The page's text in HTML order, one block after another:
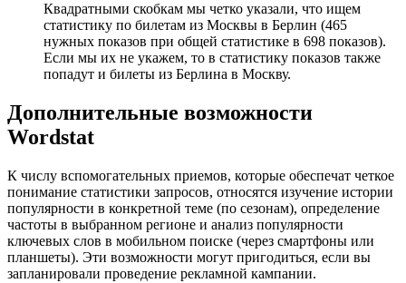
Квадратными скобкам мы четко указали, что ищем
статистику по билетам из Москвы в Берлин (465
нужных показов при общей статистике в 698 показов).
Если мы их не укажем, то в статистику показов также
попадут и билеты из Берлина в Москву.
Дополнительные возможности
Wordstat
К числу вспомогательных приемов, которые обеспечат четкое
понимание статистики запросов, относятся изучение истории
популярности в конкретной теме (по сезонам), определение
частоты в выбранном регионе и анализ популярности
ключевых слов в мобильном поиске (через смартфоны или
планшеты). Эти возможности могут пригодиться, если вы
запланировали проведение рекламной кампании.